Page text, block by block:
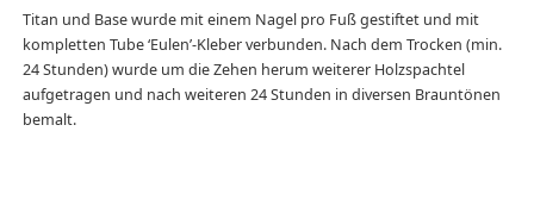
Titan und Base wurde mit einem Nagel pro Fuß gestiftet und mit
kompletten Tube ‘Eulen’-Kleber verbunden. Nach dem Trocken (min.
24 Stunden) wurde um die Zehen herum weiterer Holzspachtel
aufgetragen und nach weiteren 24 Stunden in diversen Brauntönen
bemalt.